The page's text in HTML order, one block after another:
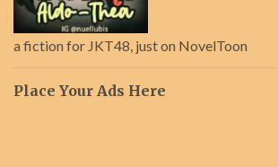
a fiction for JKT48, just on NovelToon
Place Your Ads Here